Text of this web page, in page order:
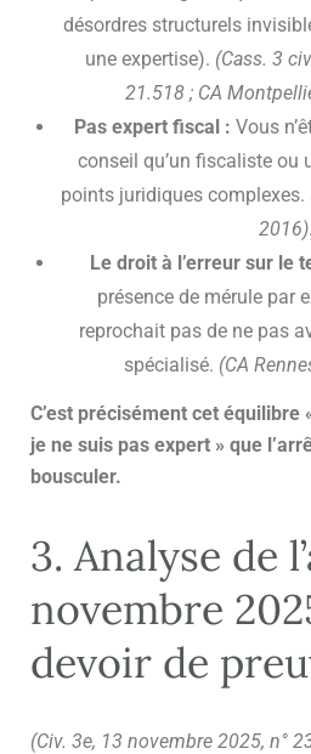
désordres structurels
une expertise). (Cass. 3
21.518 ; CA
Pas expert fiscal : Vous
conseil qu’un fiscaliste ou
points juridiques complexes.
2016).
Le droit à l’erreur sur le
présence de mérule par
reprochait pas de ne pas
spécialisé. (CA
C’est précisément cet
je ne suis pas expert » que
bousculer.
3. Analyse de
novembre
devoir de
(Civ. 3e, 13 novembre 2025, n°